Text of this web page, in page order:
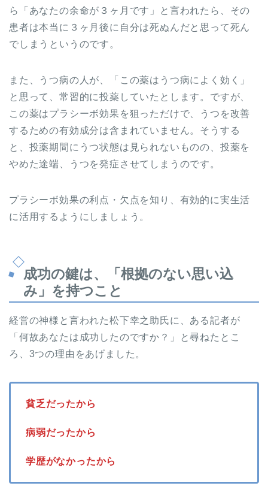
ら「あなたの余命が３ヶ月です」と言われたら、その
患者は本当に３ヶ月後に自分は死ぬんだと思って死ん
でしまうというのです。
また、うつ病の人が、「この薬はうつ病によく効く」
と思って、常習的に投薬していたとします。ですが、
この薬はプラシーボ効果を狙っただけで、うつを改善
するための有効成分は含まれていません。そうする
と、投薬期間にうつ状態は見られないものの、投薬を
やめた途端、うつを発症させてしまうのです。
プラシーボ効果の利点・欠点を知り、有効的に実生活
に活用するようにしましょう。
成功の鍵は、「根拠のない思い込
み」を持つこと
経営の神様と言われた松下幸之助氏に、ある記者が
「何故あなたは成功したのですか？」と尋ねたとこ
ろ、3つの理由をあげました。
貧乏だったから
病弱だったから
学歴がなかったから